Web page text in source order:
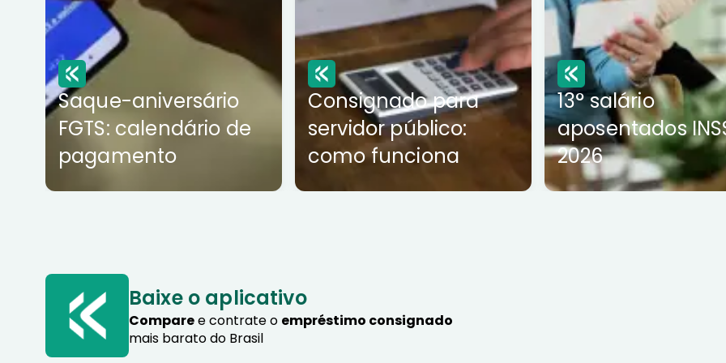
Saque-aniversário
FGTS: calendário de
pagamento
Consignado para
servidor público:
como funciona
13° salário
aposentados
2026
Baixe o aplicativo
Comparee contrate o empréstimo consignado
mais barato do Brasil